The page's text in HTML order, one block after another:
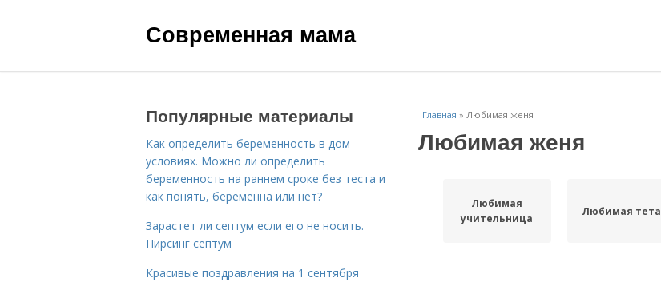
Современная мама
Главная » Любимая женя
Любимая женя
Любимая
учительница
Любимая тета
Популярные материалы
Как определить беременность в дом
условиях. Можно ли определить
беременность на раннем сроке без теста и
как понять, беременна или нет?
Зарастет ли септум если его не носить.
Пирсинг септум
Красивые поздравления на 1 сентября